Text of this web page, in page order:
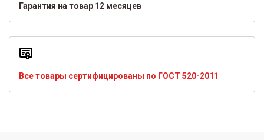
Гарантия на товар 12 месяцев
Все товары сертифицированы по ГОСТ 520-2011